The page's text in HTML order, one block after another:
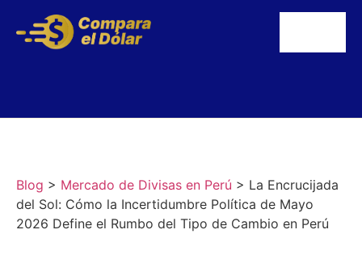
Blog > Mercado de Divisas en Perú > La Encrucijada
del Sol: Cómo la Incertidumbre Política de Mayo
2026 Define el Rumbo del Tipo de Cambio en Perú